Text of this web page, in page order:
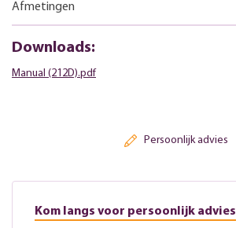
Afmetingen
Downloads:
Manual (212D).pdf
Persoonlijk advies
Kom langs voor persoonlijk advies